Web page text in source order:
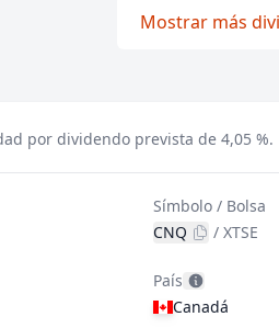
Mostrar más
por dividendo prevista de 4,05 %.
Símbolo / Bolsa
CNQ
/XTSE
País
Canadá